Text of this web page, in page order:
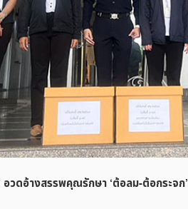
วดอ้างสรรพคุณรักษา ‘ต้อลม-ต้อกระจก’